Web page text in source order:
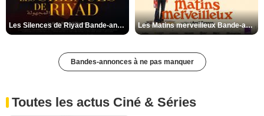
Les Silences de Riyad Bande-annonce VO STFR Les Matins merveilleux Bande-annonce VF
Bandes-annonces à ne pas manquer
Toutes les actus Ciné & Séries